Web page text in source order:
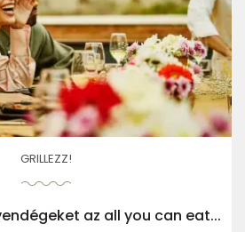
GRILLEZZ!
az all you can eat...